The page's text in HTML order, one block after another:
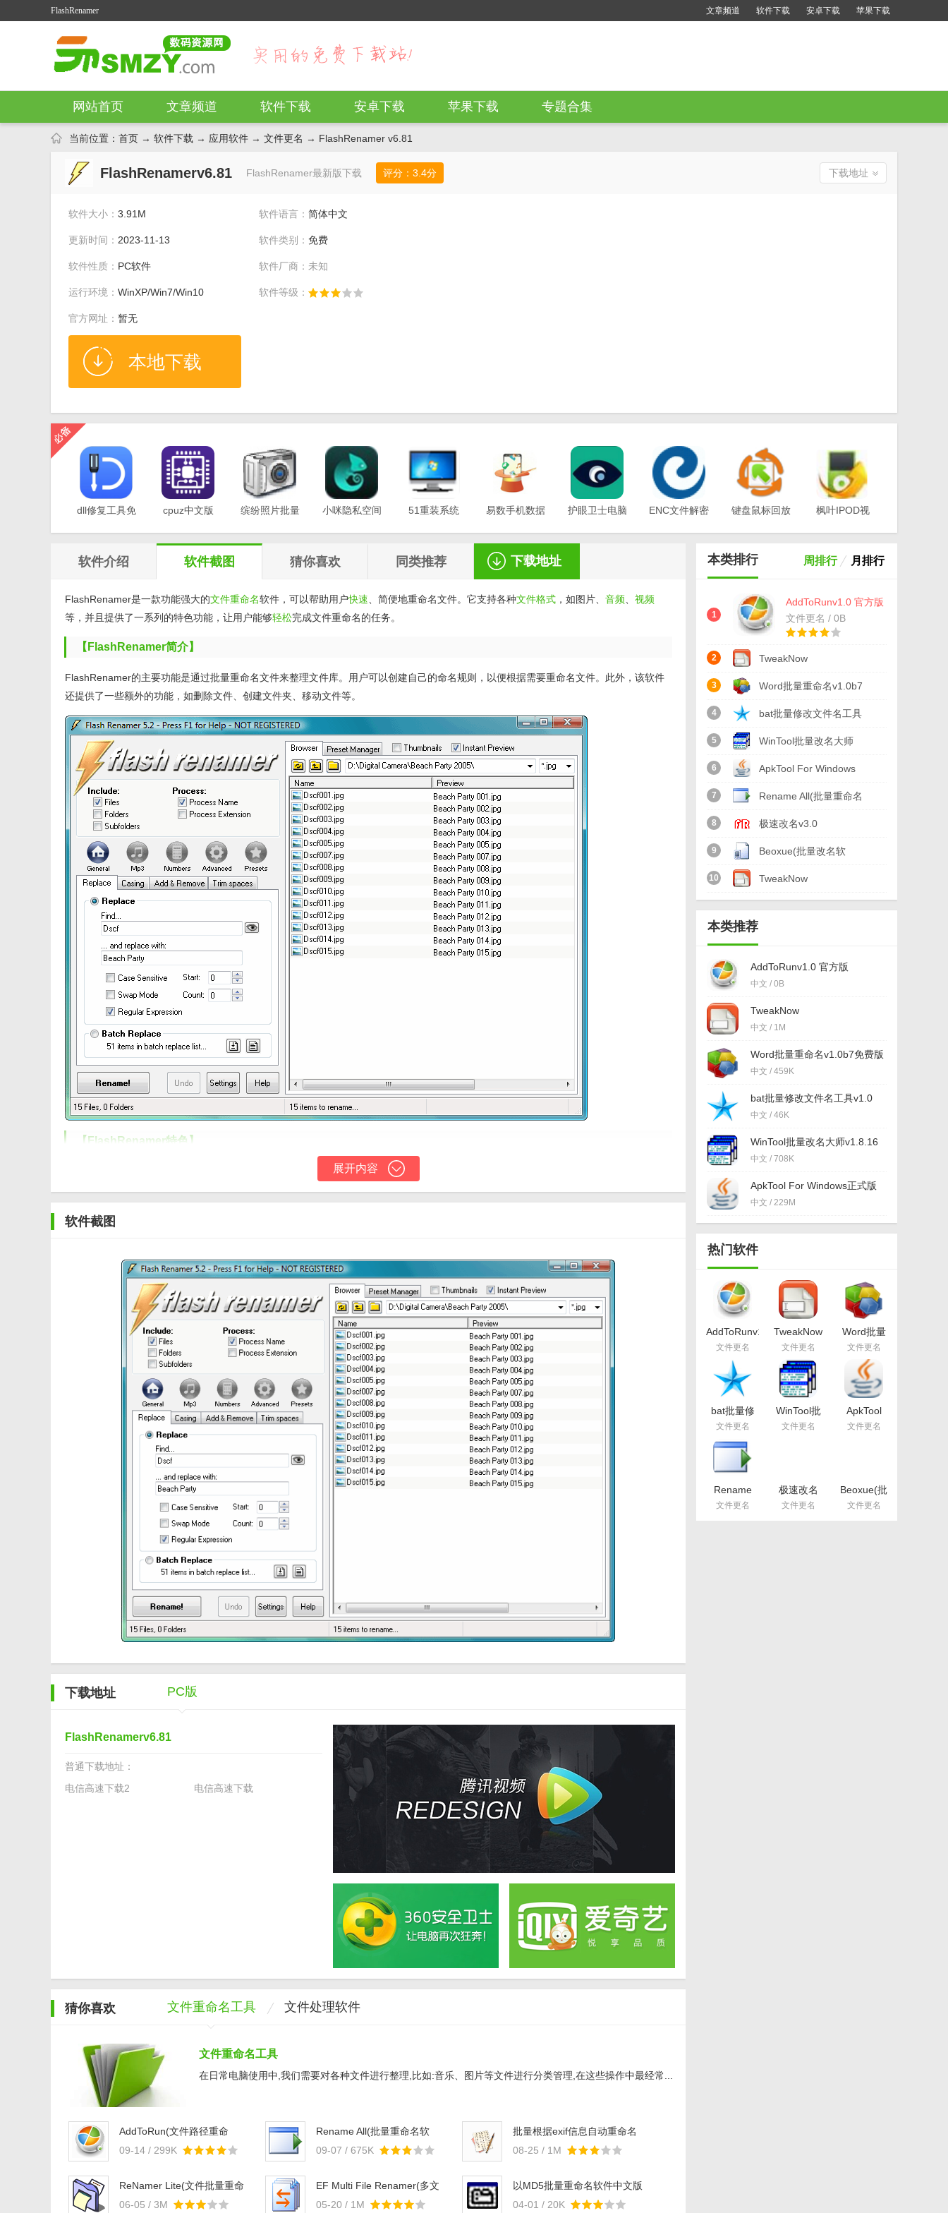
FlashRenamer 文章频道 软件下载 安卓下载 苹果下载
网站首页 文章频道 软件下载 安卓下载 苹果下载 专题合集
当前位置： 首页 → 软件下载 → 应用软件 → 文件更名 → FlashRenamer v6.81
FlashRenamerv6.81 FlashRenamer最新版下载 评分： 3.4分 下载地址
软件大小： 3.91M 软件语言： 简体中文
更新时间： 2023-11-13 软件类别： 免费
软件性质： PC软件 软件厂商：未知
运行环境： WinXP/Win7/Win10 软件等级：
官方网址： 暂无
本地下载
dll修复工具免
cpuz中文版
缤纷照片批量
小咪隐私空间
51重装系统
易数手机数据
护眼卫士电脑
ENC文件解密
键盘鼠标回放
枫叶IPOD视
软件介绍 软件截图 猜你喜欢 同类推荐 下载地址
FlashRenamer是一款功能强大的文件重命名软件，可以帮助用户快速 、简便地重命名文件。它支持各种文件格式 ，如图片、 音频
视频
等，并且提供了一系列的特色功能，让用户能够轻松完成文件重命名的任务。
【FlashRenamer简介】
FlashRenamer的主要功能是通过批量重命名文件来整理文件库。用户可以创建自己的命名规则，以便根据需要重命名文件。此外，该软件
还提供了一些额外的功能，如删除文件、创建文件夹、移动文件等。
【FlashRenamer特色】
1. 支持多种文件格式：FlashRenamer支持几乎所有的文件格式，包括图片、音频、视频等。
2. 自定义命名规则：用户可以根据自己的需要创建自定义的命名规则，以便对文件进行整理和分类。
3. 批量处理：FlashRenamer可以一次性处理多个文件，大大提高了重命名的效率。
4. 预览功能：在重命名文件之前，用户可以预览一下重命名后的效果，以确保重命名的准确性。
5. 界面简洁：FlashRenamer的界面简洁明了，用户可以很容易地找到所需的功能。
【FlashRenamer亮点】
1. 快速高效：FlashRenamer的重命名速度非常快，即使处理大量文件也能够保持高效运行。
2. 安全性高：该软件采用了先进的加密技术，确保用户的数据安全。
3. 易于使用：FlashRenamer的界面简洁易懂，即使是初学者也能够快速上手。
4. 多语言支持：该软件支持多种语言，可以满足不同国家和地区用户的需求。
5. 售后服务：FlashRenamer提供24小时的在线客服，确保用户在使用过程中得到及时的帮助和支持。
【FlashRenamer优势】
1. 价格实惠：与同类产品相比，FlashRenamer的价格相对较为实惠，为用户提供了高性价比的选择。
2. 稳定性好：该软件的稳定性非常好，即使在重命名大量文件时也不会出现崩溃或卡顿的情况。
3. 智能提示：FlashRenamer提供了智能提示功能，用户可以根据提示快速完成重命名的操作。
4. 自定义选项丰富：该软件提供了丰富的自定义选项，用户可以根据自己的需求进行个性化设置。
5. 良好的用户体验：FlashRenamer的界面设计简洁明了，使用起来非常流畅，为用户提供了良好的用户体验。
FlashRenamer在文件重命名方面表现出色，其强大的功能和高效的性能都为用户带来了便利。同时，该软件的稳定性也非常好，即使在处
成重命名的任务。在价格方面，FlashRenamer也相对较为实惠，为用户提供了高性价比的选择。总体来说，FlashRenamer是一款非常优秀
展开内容
软件截图
下载地址 PC版
FlashRenamerv6.81
普通下载地址：
电信高速下载2
电信高速下载
猜你喜欢 文件重命名工具 文件处理软件
文件重命名工具
在日常电脑使用中,我们需要对各种文件进行整理,比如:音乐、图片等文件进行分类管理,在这些操作中最经常...
AddToRun(文件路径重命
09-14 / 299K
Rename All(批量重命名软
09-07 / 675K
批量根据exif信息自动重命名
08-25 / 1M
ReNamer Lite(文件批量重命
06-05 / 3M
EF Multi File Renamer(多文
05-20 / 1M
以MD5批量重命名软件中文版
04-01 / 20K
本类排行 周排行 月排行
1
AddToRunv1.0 官方版
文件更名 / 0B
2 TweakNow
FileRenamerv1.0.1 官
方版
3 Word批量重命名v1.0b7
免费版
4 bat批量修改文件名工具
v1.0
5 WinTool批量改名大师
v1.8.16官方版
6 ApkTool For Windows
正式版(APK改包工具)
v5.0 最新版
7 Rename All(批量重命名
软件)v1.0免费版
8 极速改名v3.0
9 Beoxue(批量改名软
件)v1.0免费版
10 TweakNow
本类推荐
AddToRunv1.0 官方版
中文 / 0B
TweakNow
FileRenamerv1.0.1 官方版
中文 / 1M
Word批量重命名v1.0b7免费版
中文 / 459K
bat批量修改文件名工具v1.0
中文 / 46K
WinTool批量改名大师v1.8.16
官方版
中文 / 708K
ApkTool For Windows正式版
(APK改包工具) v5.0 最新版
中文 / 229M
热门软件
AddToRunv1.0
官方版
文件更名
TweakNow
FileRenamerv1.0.1
官方版
文件更名
Word批量
重命名
v1.0b7免费
版
文件更名
bat批量修
改文件名工
具v1.0
文件更名
WinTool批
量改名大师
v1.8.16官方
文件更名
ApkTool
For
Windows正
文件更名
Rename
All(批量重
命名软
文件更名
极速改名
v3.0
文件更名
Beoxue(批
量改名软
件)v1.0免费
文件更名